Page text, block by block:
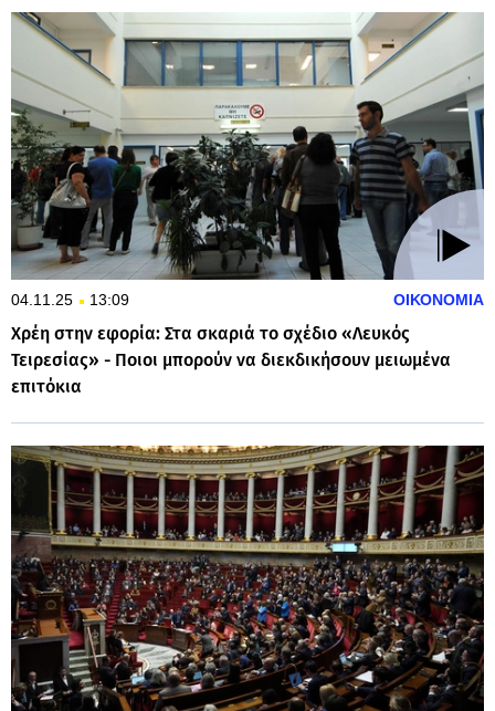
04.11.25 13:09 ΟΙΚΟΝΟΜΙΑ
Χρέη στην εφορία: Στα σκαριά το σχέδιο «Λευκός
Τειρεσίας» - Ποιοι μπορούν να διεκδικήσουν μειωμένα
επιτόκια